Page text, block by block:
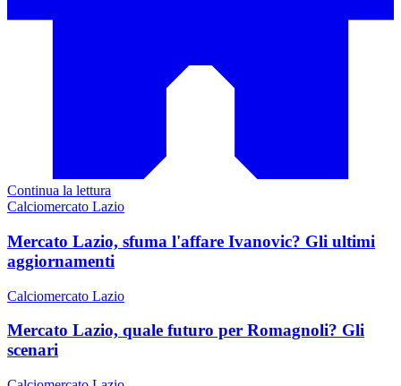
Continua la lettura
Calciomercato Lazio
Mercato Lazio, sfuma l'affare Ivanovic? Gli ultimi
aggiornamenti
Calciomercato Lazio
Mercato Lazio, quale futuro per Romagnoli? Gli
scenari